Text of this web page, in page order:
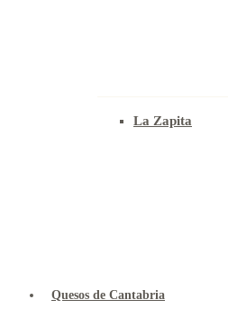
La Zapita
Quesos de Cantabria